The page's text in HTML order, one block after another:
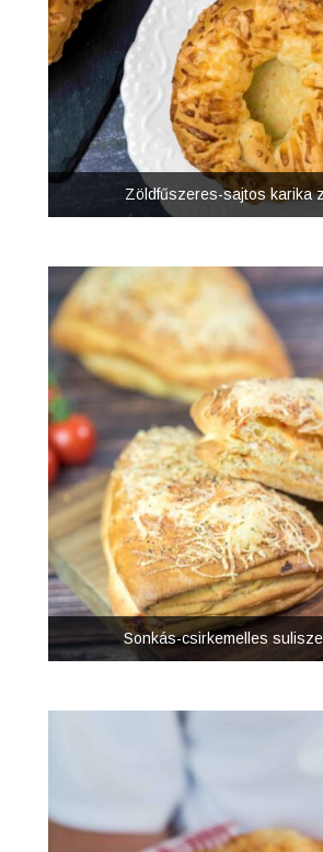
Zöldfűszeres-sajtos karika
Sonkás-csirkemelles